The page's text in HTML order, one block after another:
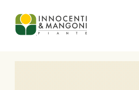
Skip to main content